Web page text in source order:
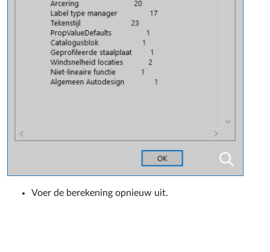
Voer de berekening opnieuw uit.